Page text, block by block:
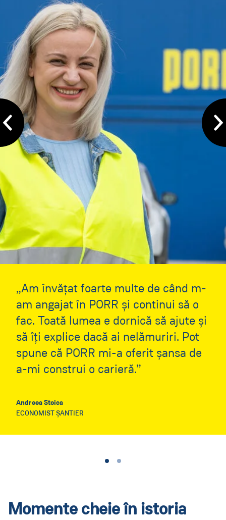
„Am învățat foarte multe de când m-
am angajat în PORR și continui să o
fac. Toată lumea e dornică să ajute și
să îți explice dacă ai nelămuriri. Pot
spune că PORR mi-a oferit șansa de
a-mi construi o carieră.”
Andreea Stoica
ECONOMIST ȘANTIER
Momente cheie în istoria